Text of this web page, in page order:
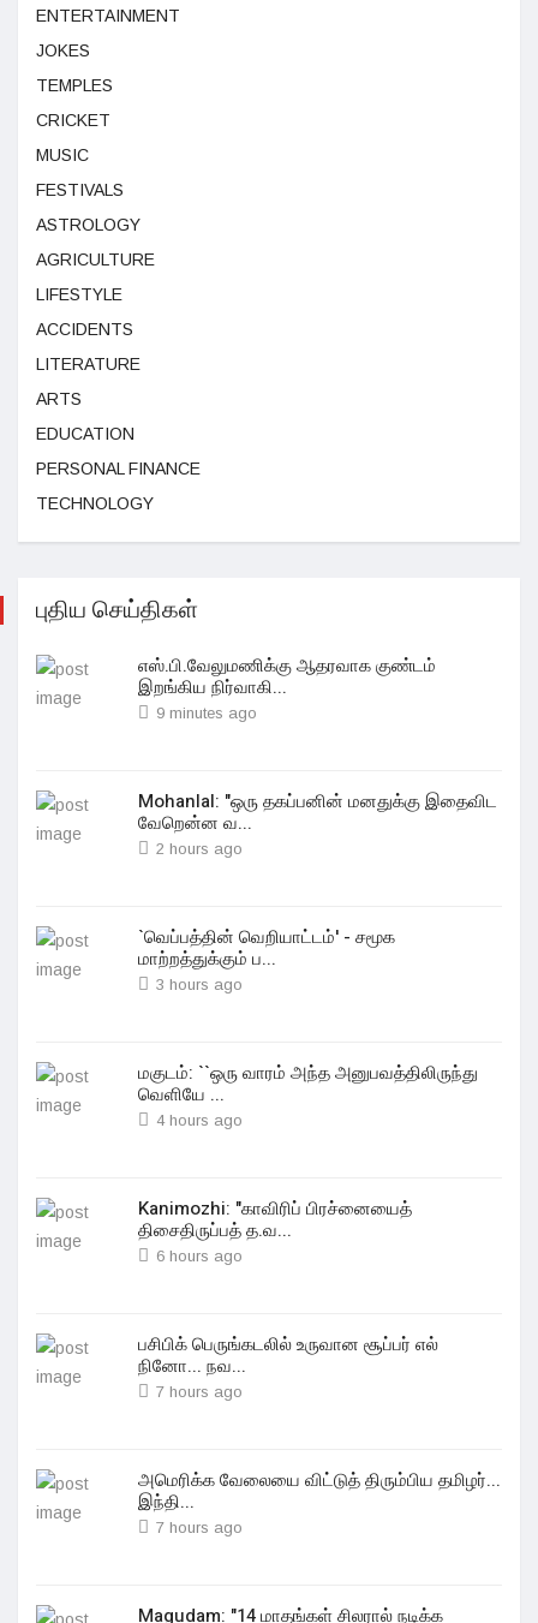
ENTERTAINMENT
JOKES
TEMPLES
CRICKET
MUSIC
FESTIVALS
ASTROLOGY
AGRICULTURE
LIFESTYLE
ACCIDENTS
LITERATURE
ARTS
EDUCATION
PERSONAL FINANCE
TECHNOLOGY
புதிய செய்திகள்
எஸ்.பி.வேலுமணிக்கு ஆதரவாக குண்டம்
இறங்கிய நிர்வாகி...
9 minutes ago
Mohanlal: "ஒரு தகப்பனின் மனதுக்கு இதைவிட
வேறென்ன வ...
2 hours ago
`வெப்பத்தின் வெறியாட்டம்' - சமூக
மாற்றத்துக்கும் ப...
3 hours ago
மகுடம்: ``ஒரு வாரம் அந்த அனுபவத்திலிருந்து
வெளியே ...
4 hours ago
Kanimozhi: "காவிரிப் பிரச்னையைத்
திசைதிருப்பத் த.வ...
6 hours ago
பசிபிக் பெருங்கடலில் உருவான சூப்பர் எல்
நினோ... நவ...
7 hours ago
அமெரிக்க வேலையை விட்டுத் திரும்பிய தமிழர்...
இந்தி...
7 hours ago
Magudam: "14 மாதங்கள் சிலரால் நடிக்க